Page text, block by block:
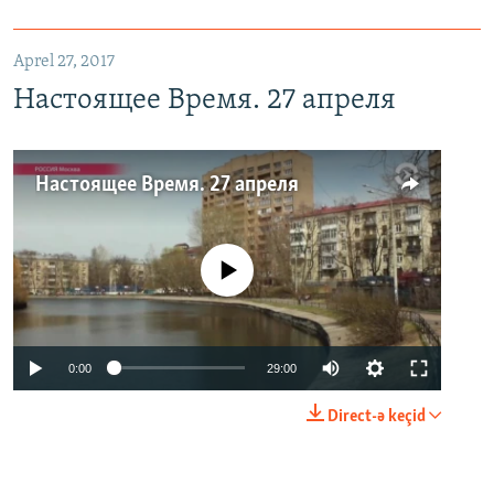
Aprel 27, 2017
Настоящее Время. 27 апреля
Настоящее Время. 27 апреля
No media source currently available
0:00 29:00
Direct-ə keçid